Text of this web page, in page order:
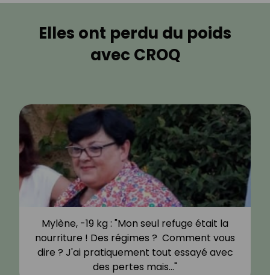
Elles ont perdu du poids
avec CROQ
Mylène, -19 kg : "Mon seul refuge était la
nourriture ! Des régimes ? Comment vous
dire ? J'ai pratiquement tout essayé avec
des pertes mais…"